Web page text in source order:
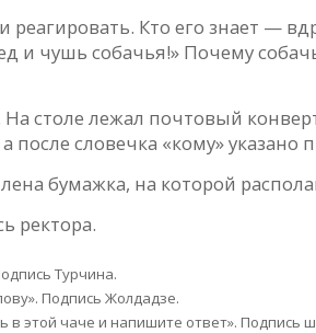
Кто его знает —
и чушь собачья!» Почему
На столе лежал почтовый
после словечка «кому»
бумажка, на которой
ректора.
Турчина.
Подпись Жолдадзе.
в этой чаче и напишите ответ». Подпись